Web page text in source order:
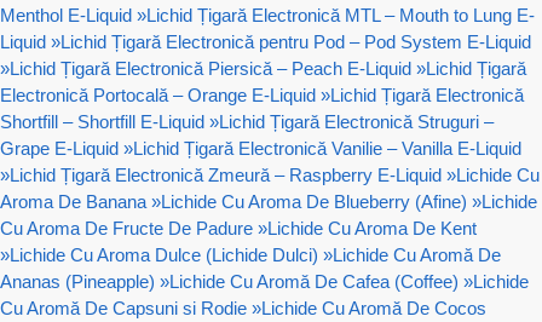
Menthol E-Liquid »Lichid Țigară Electronică MTL – Mouth to Lung E-
Liquid »Lichid Țigară Electronică pentru Pod – Pod System E-Liquid
»Lichid Țigară Electronică Piersică – Peach E-Liquid »Lichid Țigară
Electronică Portocală – Orange E-Liquid »Lichid Țigară Electronică
Shortfill – Shortfill E-Liquid »Lichid Țigară Electronică Struguri –
Grape E-Liquid »Lichid Țigară Electronică Vanilie – Vanilla E-Liquid
»Lichid Țigară Electronică Zmeură – Raspberry E-Liquid »Lichide Cu
Aroma De Banana »Lichide Cu Aroma De Blueberry (Afine) »Lichide
Cu Aroma De Fructe De Padure »Lichide Cu Aroma De Kent
»Lichide Cu Aroma Dulce (Lichide Dulci) »Lichide Cu Aromă De
Ananas (Pineapple) »Lichide Cu Aromă De Cafea (Coffee) »Lichide
Cu Aromă De Capsuni si Rodie »Lichide Cu Aromă De Cocos